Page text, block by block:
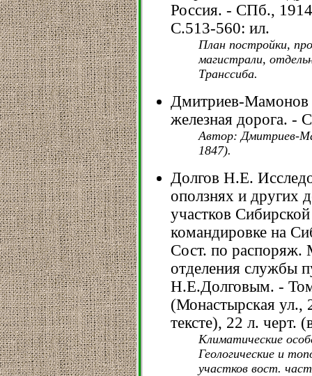
Россия. - СПб.,
С.513-560: ил.
План постройки,
магистрали,
Транссиба.
Дмитриев-
железная дорога. -
Автор: Дмитриев-
1847).
Долгов Н.Е.
оползнях и других
участков
командировке на
Сост. по распоряж.
отделения службы
Н.Е.Долговым. -
(Монастырская ул.,
тексте), 22 л. черт.
Климатические
Геологические и
участков вост.